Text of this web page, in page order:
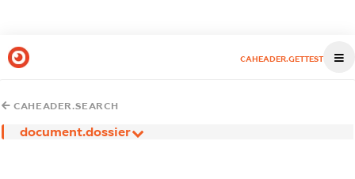
CAHEADER.GETTEST
CAHEADER.SEARCH
document.dossier